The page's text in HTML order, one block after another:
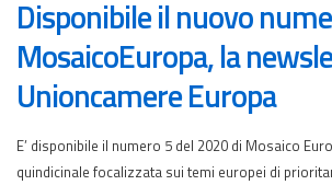
Disponibile il nuovo
MosaicoEuropa, la
Unioncamere Europa
E’ disponibile il numero 5 del 2020 di Mosaico
quindicinale focalizzata sui temi europei di